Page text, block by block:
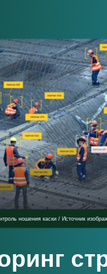
ношения каски / Источник